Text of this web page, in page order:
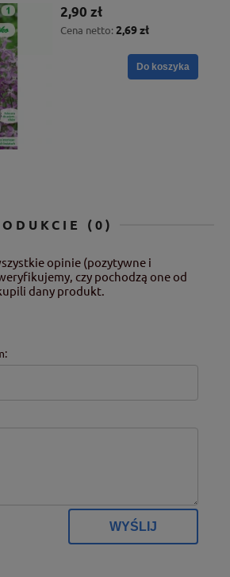
2,90 zł
Cena netto: 2,69 zł
Do koszyka
(0)
opinie (pozytywne i
czy pochodzą one od
dany produkt.
WYŚLIJ